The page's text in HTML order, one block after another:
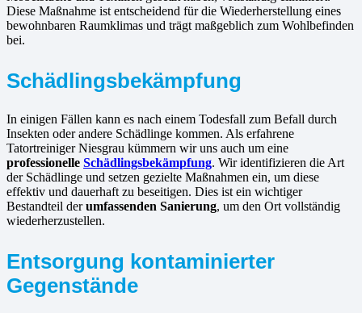
Diese Maßnahme ist entscheidend für die Wiederherstellung eines
bewohnbaren Raumklimas und trägt maßgeblich zum Wohlbefinden
bei.
Schädlingsbekämpfung
In einigen Fällen kann es nach einem Todesfall zum Befall durch
Insekten oder andere Schädlinge kommen. Als erfahrene
Tatortreiniger Niesgrau kümmern wir uns auch um eine
professionelle Schädlingsbekämpfung. Wir identifizieren die Art
der Schädlinge und setzen gezielte Maßnahmen ein, um diese
effektiv und dauerhaft zu beseitigen. Dies ist ein wichtiger
Bestandteil derumfassenden Sanierung, um den Ort vollständig
wiederherzustellen.
Entsorgung kontaminierter
Gegenstände